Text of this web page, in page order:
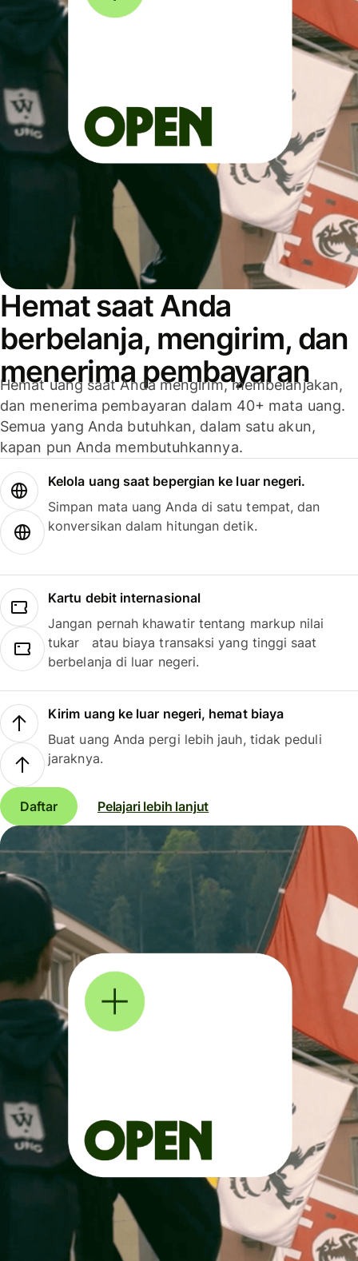
Hemat saat Anda
berbelanja, mengirim, dan
menerima pembayaran
Hemat uang saat Anda mengirim, membelanjakan,
dan menerima pembayaran dalam 40+ mata uang.
Semua yang Anda butuhkan, dalam satu akun,
kapan pun Anda membutuhkannya.
Kelola uang saat bepergian ke luar negeri.
Simpan mata uang Anda di satu tempat, dan
konversikan dalam hitungan detik.
Kartu debit internasional
Jangan pernah khawatir tentang markup nilai
tukar atau biaya transaksi yang tinggi saat
berbelanja di luar negeri.
Kirim uang ke luar negeri, hemat biaya
Buat uang Anda pergi lebih jauh, tidak peduli
jaraknya.
Daftar Pelajari lebih lanjut